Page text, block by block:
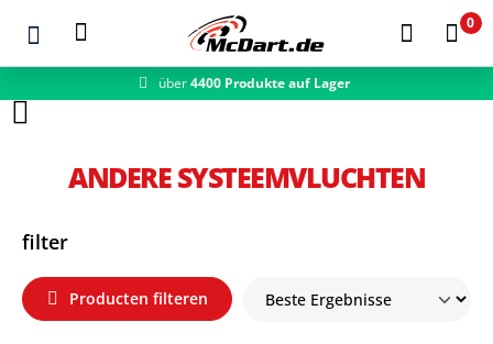
Zum Hauptinhalt springen
0
über4400 Produkte auf Lager
ANDERE SYSTEEMVLUCHTEN
filter
Producten filteren